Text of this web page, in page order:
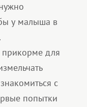
у малыша в
прикорме для
с
попытки